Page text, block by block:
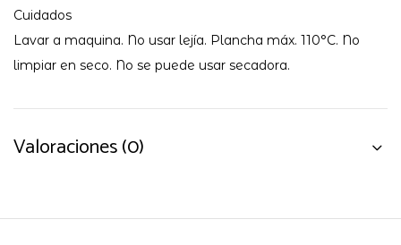
Cuidados
Lavar a maquina. No usar lejía. Plancha máx. 110°C. No
limpiar en seco. No se puede usar secadora.
Valoraciones (0)